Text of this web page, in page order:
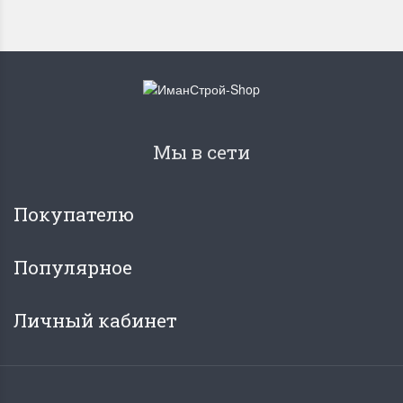
Мы в сети
Покупателю
Популярное
Личный кабинет